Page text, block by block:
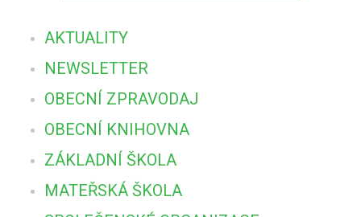
AKTUALITY
NEWSLETTER
OBECNÍ ZPRAVODAJ
OBECNÍ KNIHOVNA
ZÁKLADNÍ ŠKOLA
MATEŘSKÁ ŠKOLA